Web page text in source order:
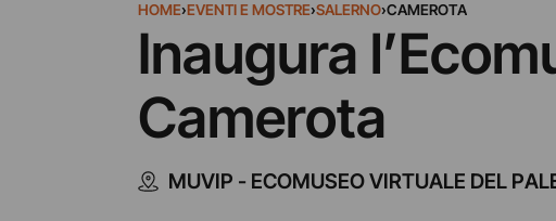
HOME›EVENTI E MOSTRE›SALERNO›CAMEROTA
Inaugura
Camerota
MUVIP - ECOMUSEO VIRTUALE DEL